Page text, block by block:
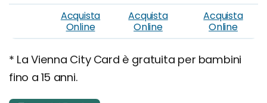
Acquista
Online
Acquista
Online
Acquista
Online
* La Vienna City Card è gratuita per bambini
fino a 15 anni.